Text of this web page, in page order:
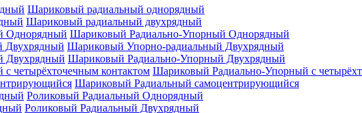
Шариковый радиальный однорядный
Шариковый радиальный двухрядный
Шариковый Радиально-Упорный Однорядный
Шариковый Упорно-радиальный Двухрядный
Шариковый Радиально-Упорный Двухрядный
Шариковый Радиально-Упорный с
Шариковый Радиальный самоцентрирующийся
Роликовый Радиальный Однорядный
Роликовый Радиальный Двухрядный